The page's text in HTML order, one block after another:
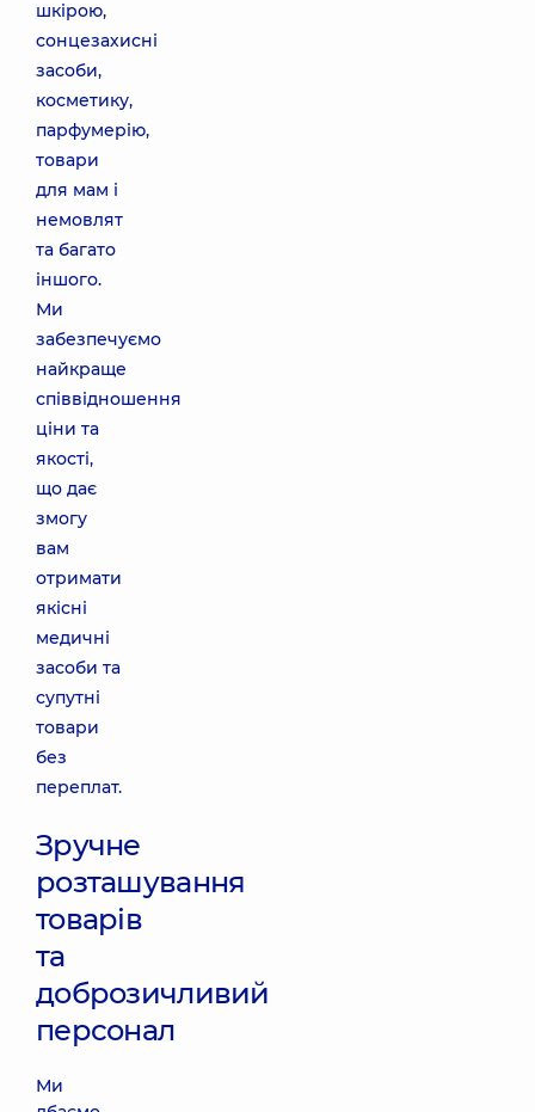
шкірою,
сонцезахисні
засоби,
косметику,
парфумерію,
товари
для мам і
немовлят
та багато
іншого.
Ми
забезпечуємо
найкраще
співвідношення
ціни та
якості,
що дає
змогу
вам
отримати
якісні
медичні
засоби та
супутні
товари
без
переплат.
Зручне
розташування
товарів
та
доброзичливий
персонал
Ми